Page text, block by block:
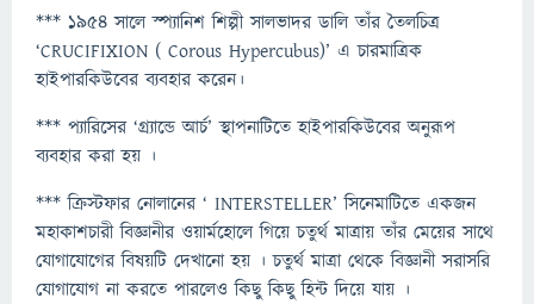
*** ১৯৫৪ সালে স্প্যানিশ শিল্পী সালভাদর ডালি তাঁর তৈলচিত্র
‘CRUCIFIXION ( Corous Hypercubus)’ এ চারমাত্রিক
হাইপারকিউবের ব্যবহার করেন।
*** প্যারিসের ‘গ্র্যান্ডে আর্চ’ স্থাপনাটিতে হাইপারকিউবের অনুরূপ
ব্যবহার করা হয় ।
*** ক্রিস্টফার নোলানের ‘ INTERSTELLER’ সিনেমাটিতে একজন
মহাকাশচারী বিজ্ঞানীর ওয়ার্মহোলে গিয়ে চতুর্থ মাত্রায় তাঁর মেয়ের সাথে
যোগাযোগের বিষয়টি দেখানো হয় । চতুর্থ মাত্রা থেকে বিজ্ঞানী সরাসরি
যোগাযোগ না করতে পারলেও কিছু কিছু হিন্ট দিয়ে যায় ।